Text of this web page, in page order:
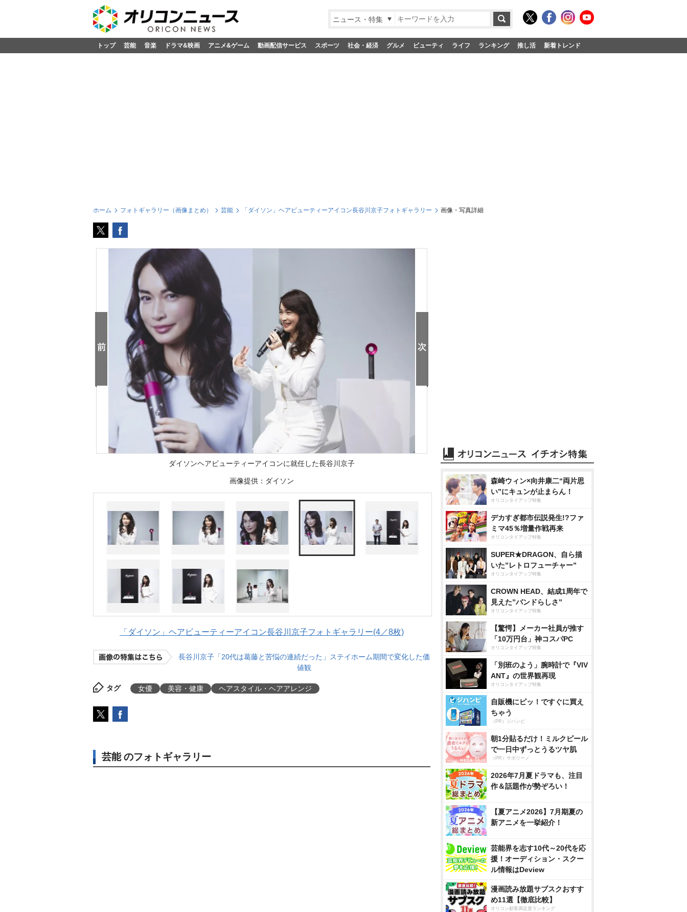
ニュース・特集
トップ 芸能 音楽 ドラマ&映画 アニメ&ゲーム 動画配信サービス スポーツ 社会・経済 グルメ ビューティ ライフ ランキング 推し活 新着トレンド
ホーム フォトギャラリー（画像まとめ） 芸能 「ダイソン」ヘアビューティーアイコン長谷川京子フォトギャラリー 画像・写真詳細
ダイソンヘアビューティーアイコンに就任した長谷川京子
画像提供：ダイソン
「ダイソン」ヘアビューティーアイコン長谷川京子フォトギャラリー(4／8枚)
長谷川京子「20代は葛藤と苦悩の連続だった」ステイホーム期間で変化した価
値観
タグ 女優 美容・健康 ヘアスタイル・ヘアアレンジ
芸能 のフォトギャラリー
森崎ウィン×向井康二“両片思
い”にキュンが止まらん！
オリコンタイアップ特集
デカすぎ都市伝説発生!?ファ
ミマ45％増量作戦再来
オリコンタイアップ特集
SUPER★DRAGON、自ら描
いた”レトロフューチャー”
オリコンタイアップ特集
CROWN HEAD、結成1周年で
見えた”バンドらしさ”
オリコンタイアップ特集
【驚愕】メーカー社員が推す
「10万円台」神コスパPC
オリコンタイアップ特集
「別班のよう」腕時計で『VIV
ANT』の世界観再現
オリコンタイアップ特集
自販機にピッ！ですぐに買え
ちゃう
（PR）ジハンピ
朝1分貼るだけ！ミルクピール
で一日中ずっとうるツヤ肌
（PR）サボリーノ
2026年7月夏ドラマも、注目
作＆話題作が勢ぞろい！
【夏アニメ2026】7月期夏の
新アニメを一挙紹介！
芸能界を志す10代～20代を応
援！オーディション・スクー
ル情報はDeview
漫画読み放題サブスクおすす
め11選【徹底比較】
オリコン顧客満足度ランキング